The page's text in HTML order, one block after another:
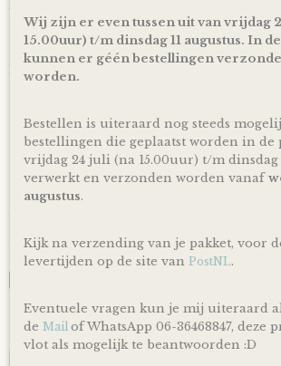
via PostNL pakketservice inclusief track
Uiteraard is rechtstreeks verzending naar
ouders (to be) ook mogelijk! En voor de
kan je een eigen wens of berichtje aan de
cadeau!
*Producten, op voorraad, worden binnen
door ons verzonden! De dag van
de dienstregeling van PostNL. Kijk voor
levertijden en dagen altijd op de site van
Ook interessant
Wij zijn er even tussen uit van vrijdag
15.00uur) t/m dinsdag 11 augustus. In
kunnen er géén bestellingen
worden.
Bestellen is uiteraard nog steeds
bestellingen die geplaatst worden in de
vrijdag 24 juli (na 15.00uur) t/m dinsdag
verwerkt en verzonden worden vanaf
augustus.
Kijk na verzending van je pakket, voor
levertijden op de site van PostNL.
Eventuele vragen kun je mij uiteraard
de Mail of WhatsApp 06-36468847, deze
vlot als mogelijk te beantwoorden :D